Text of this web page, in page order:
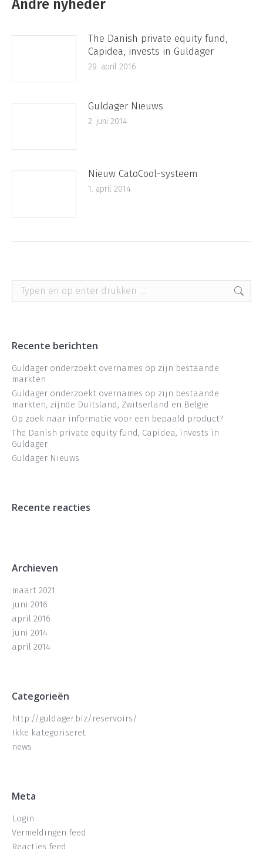
Andre nyheder
The Danish private equity fund,
Capidea, invests in Guldager
29. april 2016
Guldager Nieuws
2. juni 2014
Nieuw CatoCool-systeem
1. april 2014
Zoeken:
Recente berichten
Guldager onderzoekt overnames op zijn bestaande
markten
Guldager onderzoekt overnames op zijn bestaande
markten, zijnde Duitsland, Zwitserland en België
Op zoek naar informatie voor een bepaald product?
The Danish private equity fund, Capidea, invests in
Guldager
Guldager Nieuws
Recente reacties
Archieven
maart 2021
juni 2016
april 2016
juni 2014
april 2014
Categorieën
http://guldager.biz/reservoirs/
Ikke kategoriseret
news
Meta
Login
Vermeldingen feed
Reacties feed